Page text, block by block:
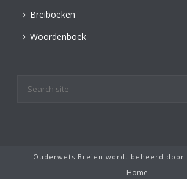
Breiboeken
Woordenboek
Ouderwets Breien wordt beheerd door
Home